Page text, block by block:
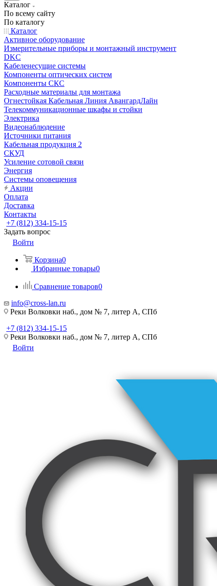
Каталог
По всему сайту
По каталогу
Каталог
Активное оборудование
Измерительные приборы и монтажный инструмент
DKC
Кабеленесущие системы
Компоненты оптических систем
Компоненты СКС
Расходные материалы для монтажа
Огнестойкая Кабельная Линия АвангардЛайн
Телекоммуникационные шкафы и стойки
Электрика
Видеонаблюдение
Источники питания
Кабельная продукция 2
СКУД
Усиление сотовой связи
Энергия
Системы оповещения
Акции
Оплата
Доставка
Контакты
+7 (812) 334-15-15
Задать вопрос
Войти
Корзина0
Избранные товары0
Сравнение товаров0
info@cross-lan.ru
Реки Волковки наб., дом № 7, литер А, СПб
+7 (812) 334-15-15
Реки Волковки наб., дом № 7, литер А, СПб
Войти